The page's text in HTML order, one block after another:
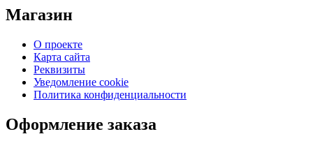
Магазин
О проекте
Карта сайта
Реквизиты
Уведомление cookie
Политика конфиденциальности
Оформление заказа